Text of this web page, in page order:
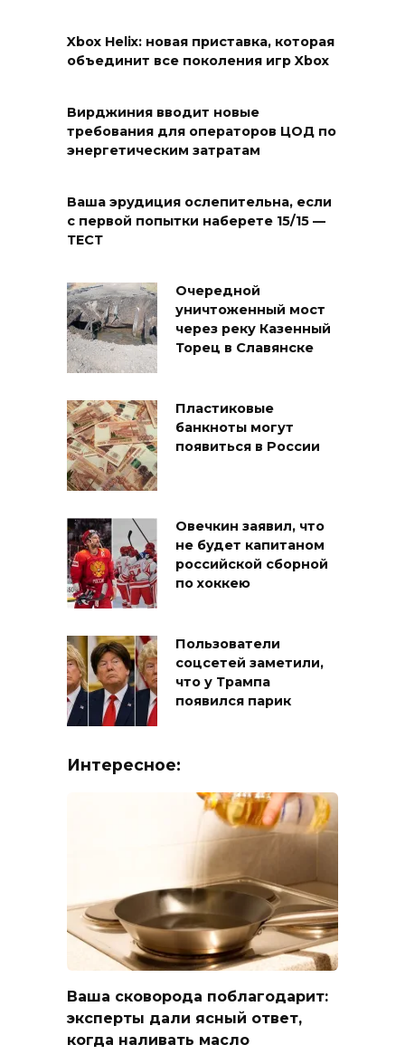
Xbox Helix: новая приставка, которая
объединит все поколения игр Xbox
Вирджиния вводит новые
требования для операторов ЦОД по
энергетическим затратам
Ваша эрудиция ослепительна, если
с первой попытки наберете 15/15 —
ТЕСТ
Очередной
уничтоженный мост
через реку Казенный
Торец в Славянске
Пластиковые
банкноты могут
появиться в России
Овечкин заявил, что
не будет капитаном
российской сборной
по хоккею
Пользователи
соцсетей заметили,
что у Трампа
появился парик
Интересное:
Ваша сковорода поблагодарит:
эксперты дали ясный ответ,
когда наливать масло